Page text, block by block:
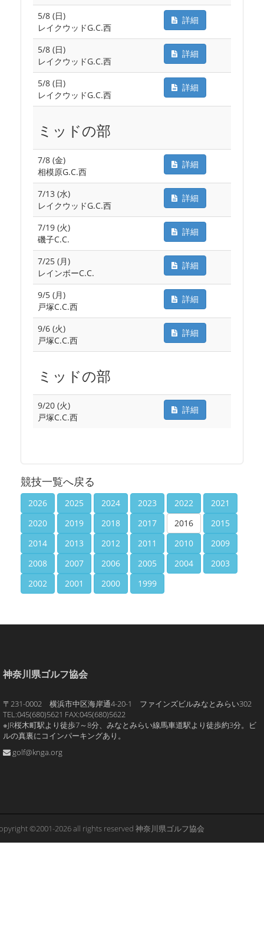
5/8 (日)
レイクウッドG.C.西
詳細
5/8 (日)
レイクウッドG.C.西
詳細
5/8 (日)
レイクウッドG.C.西
詳細
ミッドの部
7/8 (金)
相模原G.C.西
詳細
7/13 (水)
レイクウッドG.C.西
詳細
7/19 (火)
磯子C.C.
詳細
7/25 (月)
レインボーC.C.
詳細
9/5 (月)
戸塚C.C.西
詳細
9/6 (火)
戸塚C.C.西
詳細
ミッドの部
9/20 (火)
戸塚C.C.西
詳細
競技一覧へ戻る
2026 2025 2024 2023 2022
2021
2020
2019 2018 2017 2016
2015
2014
2013 2012 2011 2010
2009
2008
2007 2006 2005 2004
2003
2002
2001 2000 1999
神奈川県ゴルフ協会
〒231-0002 横浜市中区海岸通4-20-1 ファインズビルみなとみらい302
TEL:045(680)5621 FAX:045(680)5622
※JR桜木町駅より徒歩7～8分、みなとみらい線馬車道駅より徒歩約3分。ビ
ルの真裏にコインパーキングあり。
golf@knga.org
©2001-2026 all rights reserved 神奈川県ゴルフ協会